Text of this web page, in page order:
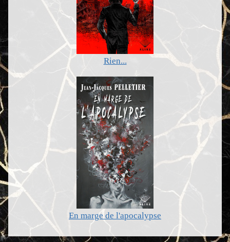
Rien...
En marge de l'apocalypse